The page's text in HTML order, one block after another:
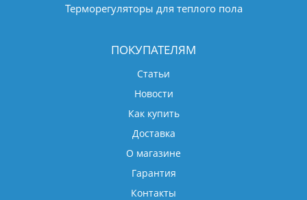
Терморегуляторы для теплого пола
ПОКУПАТЕЛЯМ
Статьи
Новости
Как купить
Доставка
О магазине
Гарантия
Контакты